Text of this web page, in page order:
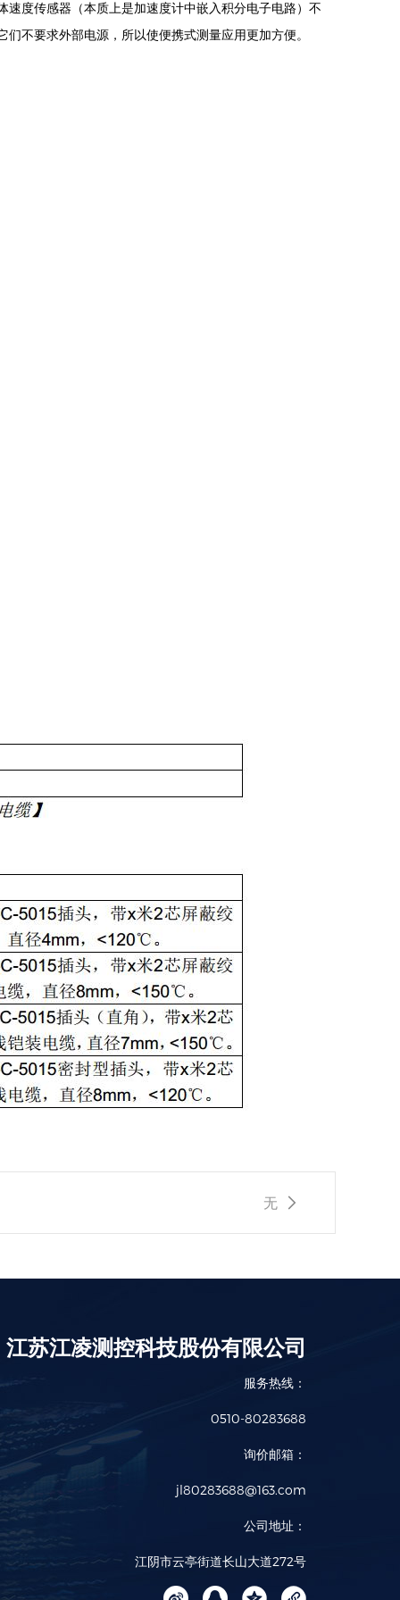
度传感器（本质上是加速度计中嵌入积分电子电路）不
不要求外部电源，所以使便携式测量应用更加方便。
无
江苏江凌测控科技股份有限公司
服务热线：
0510-80283688
询价邮箱：
jl80283688@163.com
公司地址：
江阴市云亭街道长山大道272号